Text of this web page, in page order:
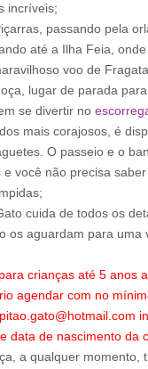
incríveis;
passando pela
até a Ilha Feia,
voo de
lugar de parada
se divertir no
mais corajosos, é
O passeio e o
você não precisa
cuida de todos os
os aguardam para uma
crianças até 5 anos
agendar com no
data de nascimento da
a qualquer momento,